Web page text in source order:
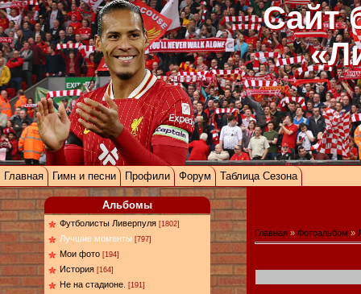
Сайт
Главная Гимн и песни Профили Форум Таблица Сезона
Альбомы
Футболисты Ливерпуля [1802]
Лучшие моменты [797]
Мои фото [194]
История [164]
Не на стадионе. [191]
Главная » Фотоальбом »